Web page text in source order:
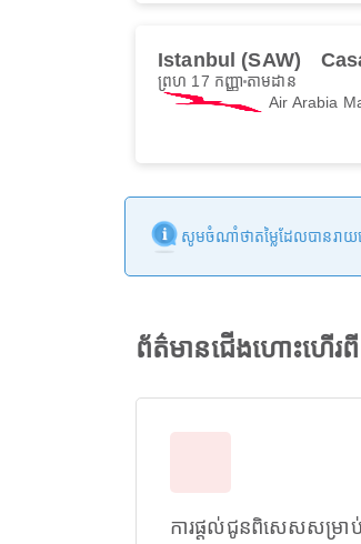
Istanbul (SAW)
ព្រហ 17 កញ្ញា តាមដាន
Air Arabia
សូមចំណាំថាតម្លៃដែលបានរា
ព័ត៌មានជើងហោះហើ
ការផ្តល់ជូនពិសេសសម្រា